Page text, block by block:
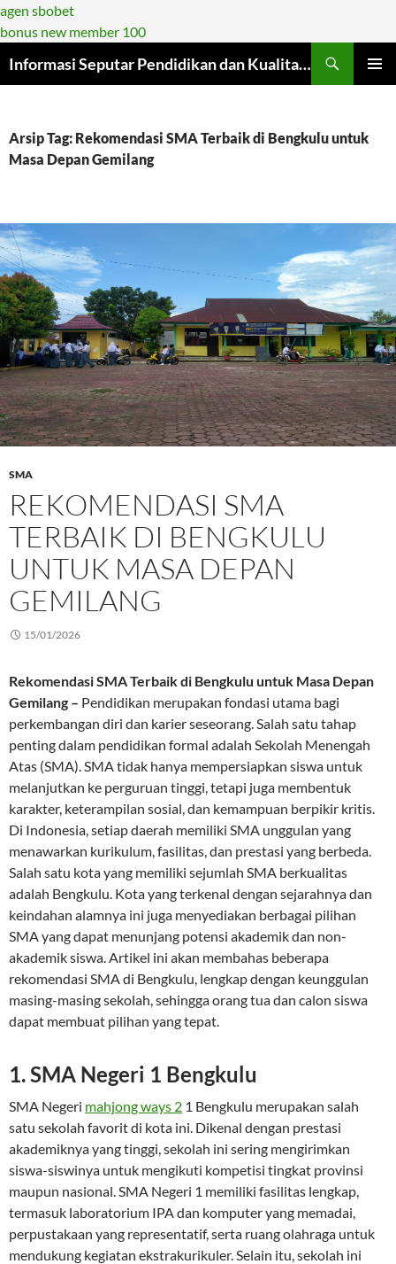
agen sbobet
bonus new member 100
ke
Informasi Seputar Pendidikan dan Kualitasnya di Era Modern
Arsip Tag: Rekomendasi SMA Terbaik di Bengkulu untuk
Masa Depan Gemilang
SMA
REKOMENDASI SMA
TERBAIK DI BENGKULU
UNTUK MASA DEPAN
GEMILANG
15/01/2026
Rekomendasi SMA Terbaik di Bengkulu untuk Masa Depan
Gemilang – Pendidikan merupakan fondasi utama bagi
perkembangan diri dan karier seseorang. Salah satu tahap
penting dalam pendidikan formal adalah Sekolah Menengah
Atas (SMA). SMA tidak hanya mempersiapkan siswa untuk
melanjutkan ke perguruan tinggi, tetapi juga membentuk
karakter, keterampilan sosial, dan kemampuan berpikir kritis.
Di Indonesia, setiap daerah memiliki SMA unggulan yang
menawarkan kurikulum, fasilitas, dan prestasi yang berbeda.
Salah satu kota yang memiliki sejumlah SMA berkualitas
adalah Bengkulu. Kota yang terkenal dengan sejarahnya dan
keindahan alamnya ini juga menyediakan berbagai pilihan
SMA yang dapat menunjang potensi akademik dan non-
akademik siswa. Artikel ini akan membahas beberapa
rekomendasi SMA di Bengkulu, lengkap dengan keunggulan
masing-masing sekolah, sehingga orang tua dan calon siswa
dapat membuat pilihan yang tepat.
1. SMA Negeri 1 Bengkulu
SMA Negeri mahjong ways 2 1 Bengkulu merupakan salah
satu sekolah favorit di kota ini. Dikenal dengan prestasi
akademiknya yang tinggi, sekolah ini sering mengirimkan
siswa-siswinya untuk mengikuti kompetisi tingkat provinsi
maupun nasional. SMA Negeri 1 memiliki fasilitas lengkap,
termasuk laboratorium IPA dan komputer yang memadai,
perpustakaan yang representatif, serta ruang olahraga untuk
mendukung kegiatan ekstrakurikuler. Selain itu, sekolah ini